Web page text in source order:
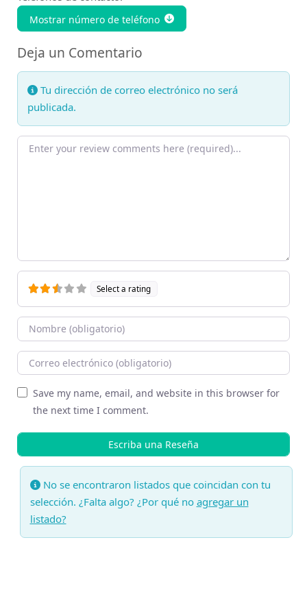
Mostrar número de teléfono
Deja un Comentario
Tu dirección de correo electrónico no será
publicada.
Texto de la reseña
Select a rating
Nombre
Correo Electronico
Sitio web
Save my name, email, and website in this browser for
the next time I comment.
No se encontraron listados que coincidan con tu
selección. ¿Falta algo? ¿Por qué no agregar un
listado?